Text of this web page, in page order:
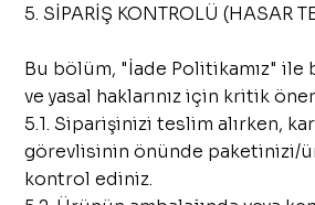
5. SİPARİŞ KONTROLÜ (HASAR
Bu bölüm, "İade Politikamız"
ve yasal haklarınız için kritik
5.1. Siparişinizi teslim alırken,
görevlisinin önünde paketinizi/
kontrol ediniz.